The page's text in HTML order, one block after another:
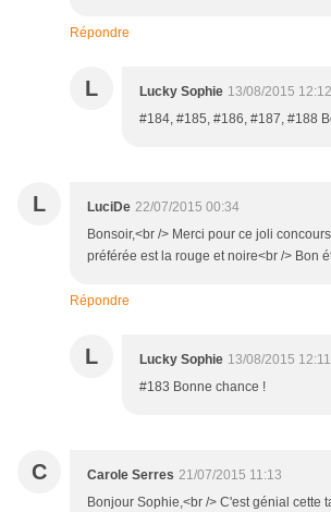
Répondre
L Lucky Sophie 13/08/2015 12:12
#184, #185, #186, #187, #188
L LuciDe 22/07/2015 00:34
Bonsoir,<br /> Merci pour ce joli
préférée est la rouge et noire<br /> Bon
Répondre
L Lucky Sophie 13/08/2015 12:11
#183 Bonne chance !
C Carole Serres 21/07/2015 11:13
Bonjour Sophie,<br /> C'est génial cette